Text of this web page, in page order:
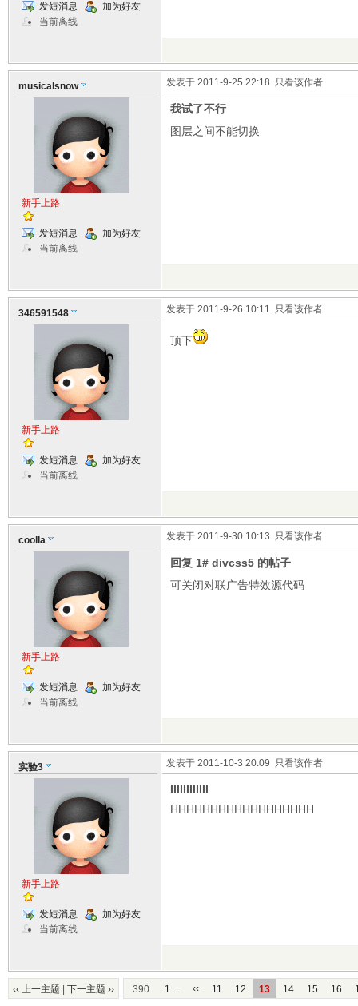
发短消息
加为好友
当前离线
musicalsnow
新手上路
发短消息
加为好友
当前离线
发表于 2011-9-25 22:18 只看该作者
我试了不行
图层之间不能切换
346591548
新手上路
发短消息
加为好友
当前离线
发表于 2011-9-26 10:11 只看该作者
顶下
coolla
新手上路
发短消息
加为好友
当前离线
发表于 2011-9-30 10:13 只看该作者
回复 1# divcss5 的帖子
可关闭对联广告特效源代码
实验3
新手上路
发短消息
加为好友
当前离线
发表于 2011-10-3 20:09 只看该作者
IIIIIIIIIIII
HHHHHHHHHHHHHHHHHH
‹‹ 上一主题 下一主题 ›› 390 1 ... ‹‹ 11 12 13 14 15 16